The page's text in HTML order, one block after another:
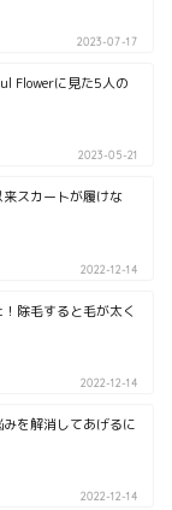
2023-07-17
Flowerに見た5人の
2023-05-21
スカートが履けな
2022-12-14
除毛すると毛が太く
2022-12-14
を解消してあげるに
2022-12-14